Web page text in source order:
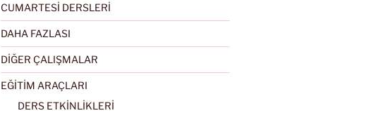
CUMARTESİ DERSLERİ
DAHA FAZLASI
DİĞER ÇALIŞMALAR
EĞİTİM ARAÇLARI
DERS ETKİNLİKLERİ